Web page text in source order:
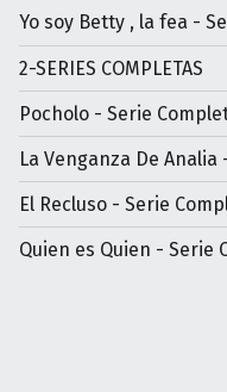
Yo soy Betty , la fea -
2-SERIES COMPLETAS
Pocholo - Serie
La Venganza De
El Recluso - Serie
Quien es Quien - Serie